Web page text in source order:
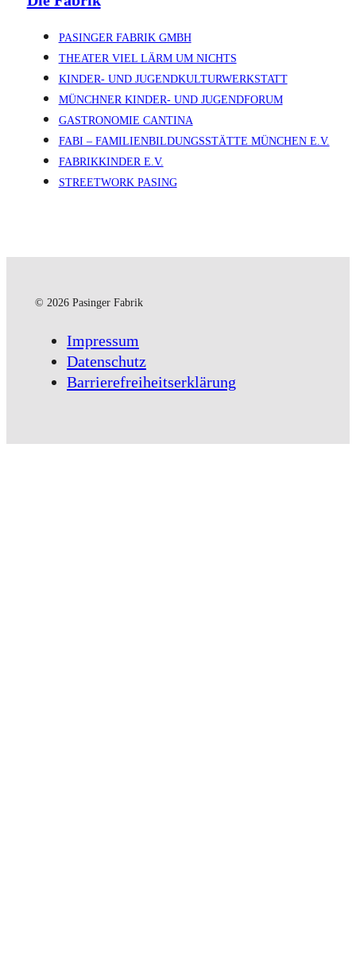
PASINGER FABRIK GMBH
THEATER VIEL LÄRM UM NICHTS
KINDER- UND JUGENDKULTURWERKSTATT
MÜNCHNER KINDER- UND JUGENDFORUM
GASTRONOMIE CANTINA
FABI – FAMILIENBILDUNGSSTÄTTE MÜNCHEN E.V.
FABRIKKINDER E.V.
STREETWORK PASING
© 2026 Pasinger Fabrik
Impressum
Datenschutz
Barrierefreiheitserklärung